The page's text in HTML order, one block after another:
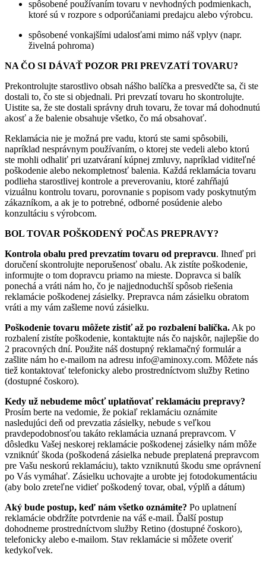
spôsobené používaním tovaru v nevhodných podmienkach,
ktoré sú v rozpore s odporúčaniami predajcu alebo výrobcu.
spôsobené vonkajšími udalosťami mimo náš vplyv (napr.
živelná pohroma)
NA ČO SI DÁVAŤ POZOR PRI PREVZATÍ TOVARU?
Prekontrolujte starostlivo obsah nášho balíčka a presvedčte sa, či ste
dostali to, čo ste si objednali. Pri prevzatí tovaru ho skontrolujte.
Uistite sa, že ste dostali správny druh tovaru, že tovar má dohodnutú
akosť a že balenie obsahuje všetko, čo má obsahovať.
Reklamácia nie je možná pre vadu, ktorú ste sami spôsobili,
napríklad nesprávnym používaním, o ktorej ste vedeli alebo ktorú
ste mohli odhaliť pri uzatváraní kúpnej zmluvy, napríklad viditeľné
poškodenie alebo nekompletnosť balenia. Každá reklamácia tovaru
podlieha starostlivej kontrole a preverovaniu, ktoré zahŕňajú
vizuálnu kontrolu tovaru, porovnanie s popisom vady poskytnutým
zákazníkom, a ak je to potrebné, odborné posúdenie alebo
konzultáciu s výrobcom.
BOL TOVAR POŠKODENÝ POČAS PREPRAVY?
Kontrola obalu pred prevzatím tovaru od prepravcu. Ihneď pri
doručení skontrolujte neporušenosť obalu. Ak zistíte poškodenie,
informujte o tom dopravcu priamo na mieste. Dopravca si balík
ponechá a vráti nám ho, čo je najjednoduchší spôsob riešenia
reklamácie poškodenej zásielky. Prepravca nám zásielku obratom
vráti a my vám zašleme novú zásielku.
Poškodenie tovaru môžete zistiť až po rozbalení balíčka. Ak po
rozbalení zistíte poškodenie, kontaktujte nás čo najskôr, najlepšie do
2 pracovných dní. Použite náš dostupný reklamačný formulár a
zašlite nám ho e-mailom na adresu info@aminoxy.com. Môžete nás
tiež kontaktovať telefonicky alebo prostredníctvom služby Retino
(dostupné čoskoro).
Kedy už nebudeme môcť uplatňovať reklamáciu prepravy?
Prosím berte na vedomie, že pokiaľ reklamáciu oznámite
nasledujúci deň od prevzatia zásielky, nebude s veľkou
pravdepodobnosťou takáto reklamácia uznaná prepravcom. V
dôsledku Vašej neskorej reklamácie poškodenej zásielky nám môže
vzniknúť škoda (poškodená zásielka nebude preplatená prepravcom
pre Vašu neskorú reklamáciu), takto vzniknutú škodu sme oprávnení
po Vás vymáhať. Zásielku uchovajte a urobte jej fotodokumentáciu
(aby bolo zreteľne vidieť poškodený tovar, obal, výplň a dátum)
Aký bude postup, keď nám všetko oznámite? Po uplatnení
reklamácie obdržíte potvrdenie na váš e-mail. Ďalší postup
dohodneme prostredníctvom služby Retino (dostupné čoskoro),
telefonicky alebo e-mailom. Stav reklamácie si môžete overiť
kedykoľvek.